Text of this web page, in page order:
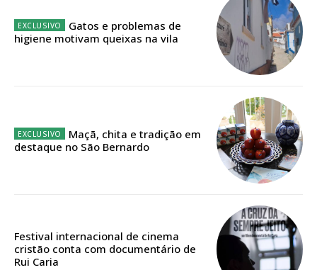
12 meses
Edição em papel entregue à Quinta-feira em sua
Acesso ao conteúdo online
Acesso aos conteúdos Exclusivos para
Gatos e problemas de
higiene motivam queixas na vila
Maçã, chita e tradição em
destaque no São Bernardo
Festival internacional de cinema
cristão conta com documentário de
Rui Caria